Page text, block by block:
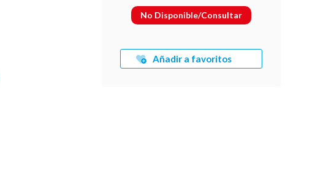
No Disponible/Consultar
Añadir a favoritos